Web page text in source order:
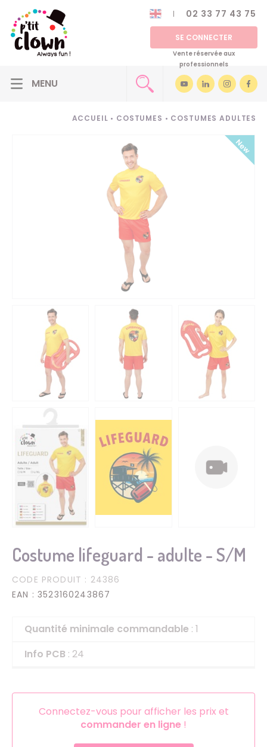
02 33 77 43 75
SE CONNECTER
Vente réservée aux
professionnels
ACCUEIL • COSTUMES • COSTUMES ADULTES
Costume lifeguard - adulte - S/M
CODE PRODUIT : 24386
EAN : 3523160243867
Quantité minimale commandable : 1
Info PCB : 24
Connectez-vous pour afficher les prix et
commander en ligne !